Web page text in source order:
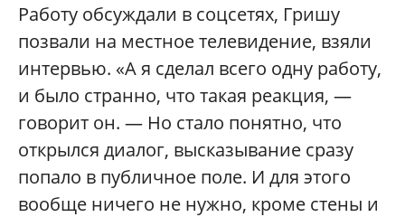
Работу обсуждали в соцсетях, Гришу
позвали на местное телевидение, взяли
интервью. «А я сделал всего одну работу,
и было странно, что такая реакция, —
говорит он. — Но стало понятно, что
открылся диалог, высказывание сразу
попало в публичное поле. И для этого
вообще ничего не нужно, кроме стены и